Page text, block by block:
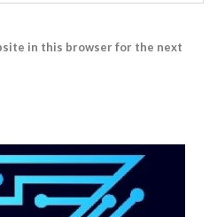
in this browser for the next